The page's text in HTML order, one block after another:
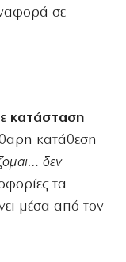
σε
κατάσταση
κατάθεση
δεν
τα
μέσα από τον